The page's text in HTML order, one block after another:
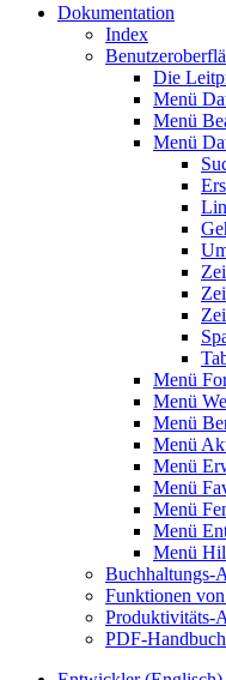
Dokumentation
Index
Die
Menü
Menü
Menü
Menü
Menü
Menü
Menü
Menü
Menü
Menü
Menü
Menü
Buchhaltungs-
Funktionen
Produktivitäts-
PDF-Handbuch